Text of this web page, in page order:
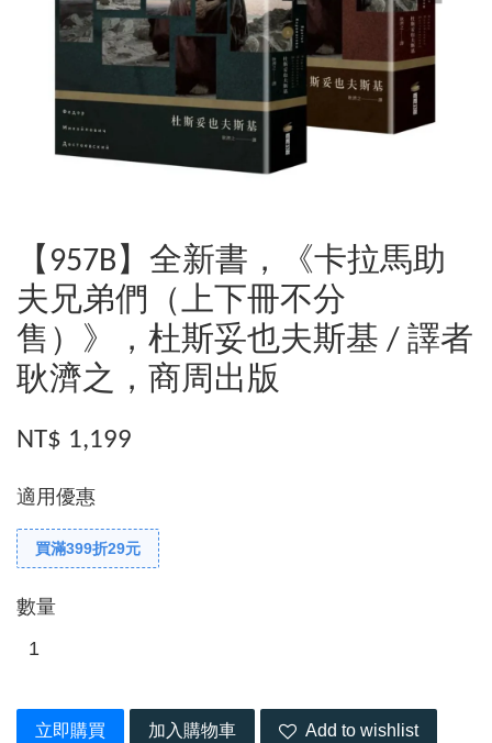
【957B】全新書，《卡拉馬助
夫兄弟們（上下冊不分
售）》，杜斯妥也夫斯基 / 譯者
耿濟之，商周出版
NT$ 1,199
適用優惠
買滿399折29元
數量
立即購買 加入購物車 Add to wishlist